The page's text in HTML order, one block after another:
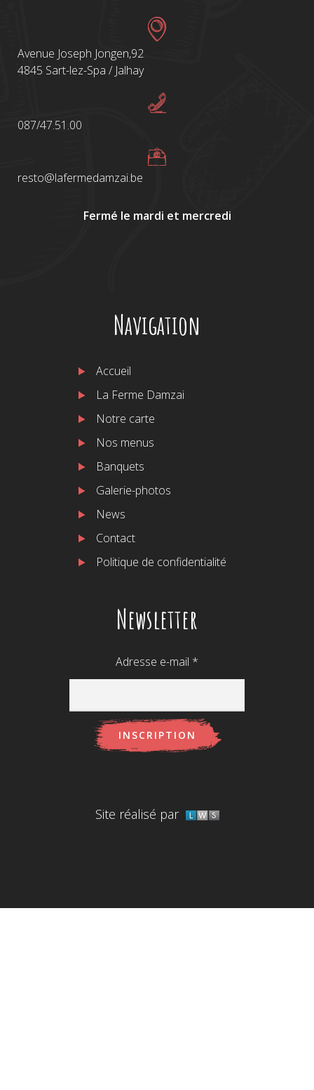
Avenue Joseph Jongen,92
4845 Sart-lez-Spa / Jalhay
087/47.51.00
resto@lafermedamzai.be
Fermé le mardi et mercredi
Navigation
Accueil
La Ferme Damzai
Notre carte
Nos menus
Banquets
Galerie-photos
News
Contact
Politique de confidentialité
Newsletter
Adresse e-mail *
Site réalisé par